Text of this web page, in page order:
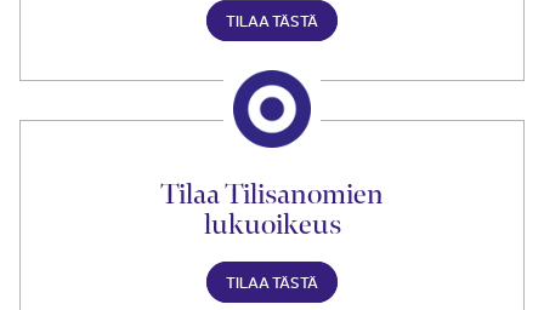
TILAA TÄSTÄ
Tilaa Tilisanomien
lukuoikeus
TILAA TÄSTÄ